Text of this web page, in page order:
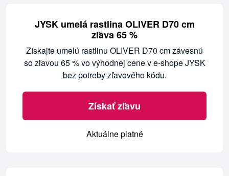
JYSK umelá rastlina OLIVER D70 cm
zľava 65 %
Získajte umelú rastlinu OLIVER D70 cm závesnú
so zľavou 65 % vo výhodnej cene v e-shope JYSK
bez potreby zľavového kódu.
Získať zľavu
Aktuálne platné